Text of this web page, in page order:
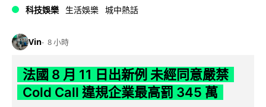
科技娛樂 生活娛樂 城中熱話
Vin 8 小時
法國 8 月 11 日出新例 未經同意嚴禁
Cold Call 違規企業最高罰 345 萬